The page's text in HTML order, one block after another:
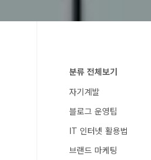
분류 전체보기
자기계발
블로그 운영팁
IT 인터넷 활용법
브랜드 마케팅